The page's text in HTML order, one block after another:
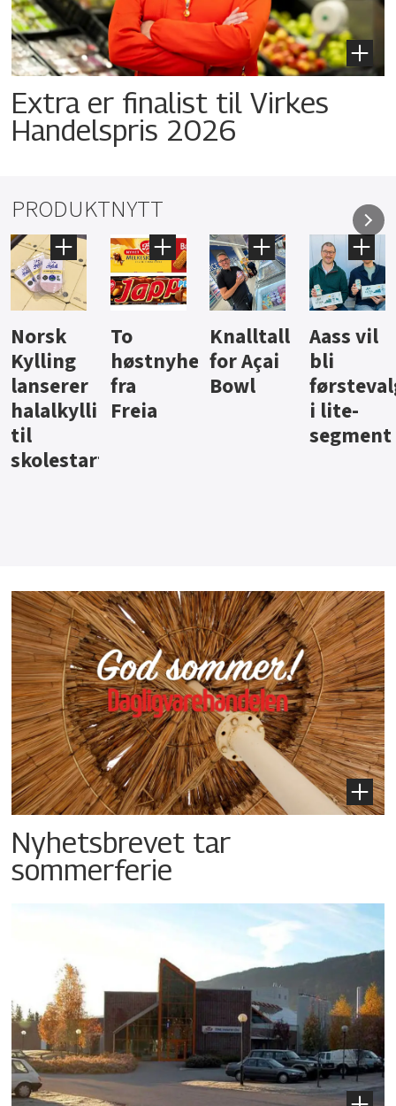
Extra er finalist til Virkes
Handelspris 2026
PRODUKTNYTT
Knalltall
for Açai
Bowl
Aass vil
bli
førstevalg
i lite-
Brus og
jus fra
Berentsen
Hard
iste fra
Hansa
Nyhetsbrevet tar
sommerferie